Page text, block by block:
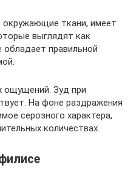
окружающие ткани, имеет
выглядят как
правильной
Зуд при
На фоне раздражения
серозного характера,
количествах.